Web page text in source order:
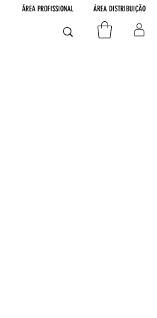
ÁREA DISTRIBUIÇÃO
ÁREA PROFISSIONAL